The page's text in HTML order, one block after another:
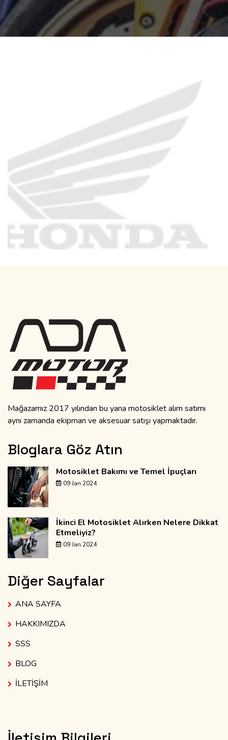
Mağazamız 2017 yılından bu yana motosiklet alım satımı
aynı zamanda ekipman ve aksesuar satışı yapmaktadır.
Bloglara Göz Atın
Motosiklet Bakımı ve Temel İpuçları
09 Jan 2024
İkinci El Motosiklet Alırken Nelere Dikkat
Etmeliyiz?
09 Jan 2024
Diğer Sayfalar
ANA SAYFA
HAKKIMIZDA
SSS
BLOG
İLETİŞİM